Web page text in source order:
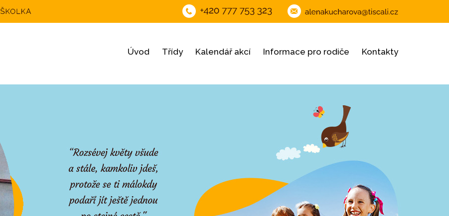
Úvod Třídy Kalendář akcí Informace pro rodiče Kontakty